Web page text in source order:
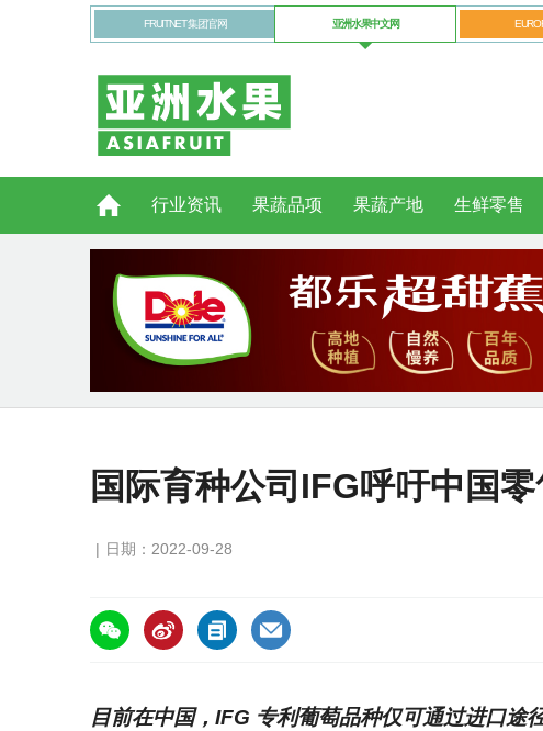
FRUITNET 集团官网 亚洲水果中文网
行业资讯 果蔬品项 果蔬产地 生鲜零售
国际育种公司IFG呼吁中国
日期：2022-09-28
https://asiafruitchina.net/22709.html
目前在中国，IFG 专利葡萄品种仅可通过进口途径